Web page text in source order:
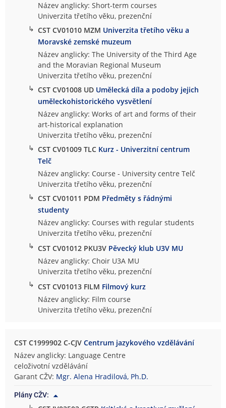
Název anglicky: Short-term courses
Univerzita třetího věku, prezenční
↳ CST CV01010 MZM Univerzita třetího věku a
Moravské zemské muzeum
Název anglicky: The University of the Third Age
and the Moravian Regional Museum
Univerzita třetího věku, prezenční
↳ CST CV01008 UD Umělecká díla a podoby jejich
uměleckohistorického vysvětlení
Název anglicky: Works of art and forms of their
art-historical explanation
Univerzita třetího věku, prezenční
↳ CST CV01009 TLC Kurz - Univerzitní centrum
Telč
Název anglicky: Course - University centre Telč
Univerzita třetího věku, prezenční
↳ CST CV01011 PDM Předměty s řádnými
studenty
Název anglicky: Courses with regular students
Univerzita třetího věku, prezenční
↳ CST CV01012 PKU3V Pěvecký klub U3V MU
Název anglicky: Choir U3A MU
Univerzita třetího věku, prezenční
↳ CST CV01013 FILM Filmový kurz
Název anglicky: Film course
Univerzita třetího věku, prezenční
CST C1999902 C-CJVCentrum jazykového vzdělávání
Název anglicky: Language Centre
celoživotní vzdělávání
Garant CŽV: Mgr. Alena Hradilová, Ph.D.
Plány CŽV: